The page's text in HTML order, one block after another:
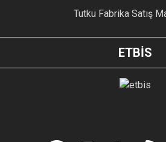
Tutku Fabrika Satış
ETBİS